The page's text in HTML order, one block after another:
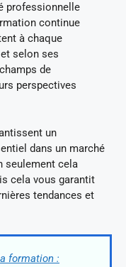
professionnelle
continue
à chaque
selon ses
de
perspectives
un
dans un marché
seulement cela
cela vous garantit
tendances et
formation :